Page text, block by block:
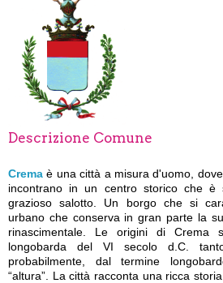
Descrizione Comune
Crema è una città a misura d'uomo,
incontrano in un centro storico che
grazioso salotto. Un borgo che si
urbano che conserva in gran parte la
rinascimentale. Le origini di Crema
longobarda del VI secolo d.C.
probabilmente, dal termine
“altura”. La città racconta una ricca